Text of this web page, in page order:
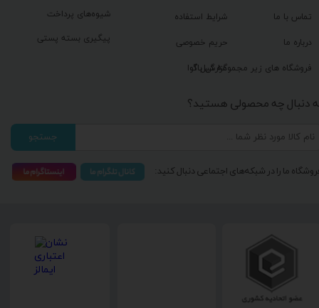
شیوه‌های پرداخت
پیگیری بسته پستی
شرایط استفاده
حریم خصوصی
گزارش باگ
تماس با ما
درباره ما
فروشگاه های زیر مجموعه گیل آوا
دنبال چه محصولی هستید؟
جستجو
ما را در شبکه‌های اجتماعی دنبال کنید: